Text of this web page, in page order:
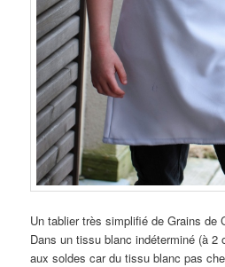
Un tablier très simplifié de Grains de
Dans un tissu blanc indéterminé (à 2
aux soldes car du tissu blanc pas